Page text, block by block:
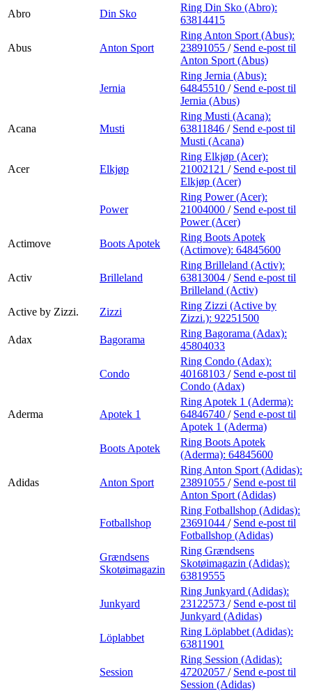
Abro
Din Sko
Ring Din Sko (Abro):
63814415
Abus Anton Sport
Ring Anton Sport (Abus):
23891055 / Send e-post til
Anton Sport (Abus)
Jernia
Ring Jernia (Abus):
64845510 / Send e-post til
Jernia (Abus)
Acana Musti
Ring Musti (Acana):
63811846 / Send e-post til
Musti (Acana)
Acer Elkjøp
Ring Elkjøp (Acer):
21002121 / Send e-post til
Elkjøp (Acer)
Power
Ring Power (Acer):
21004000 / Send e-post til
Power (Acer)
Actimove
Boots Apotek
Ring Boots Apotek
(Actimove): 64845600
Activ Brilleland
Ring Brilleland (Activ):
63813004 / Send e-post til
Brilleland (Activ)
Active by Zizzi.
Zizzi
Ring Zizzi (Active by
Zizzi.): 92251500
Adax
Bagorama
Ring Bagorama (Adax):
45804033
Condo
Ring Condo (Adax):
40168103 / Send e-post til
Condo (Adax)
Aderma Apotek 1
Ring Apotek 1 (Aderma):
64846740 / Send e-post til
Apotek 1 (Aderma)
Boots Apotek
Ring Boots Apotek
(Aderma): 64845600
Adidas Anton Sport
Ring Anton Sport (Adidas):
23891055 / Send e-post til
Anton Sport (Adidas)
Fotballshop
Ring Fotballshop (Adidas):
23691044 / Send e-post til
Fotballshop (Adidas)
Grændsens
Skotøimagazin
Ring Grændsens
Skotøimagazin (Adidas):
63819555
Junkyard
Ring Junkyard (Adidas):
23122573 / Send e-post til
Junkyard (Adidas)
Löplabbet
Ring Löplabbet (Adidas):
63811901
Session
Ring Session (Adidas):
47202057 / Send e-post til
Session (Adidas)